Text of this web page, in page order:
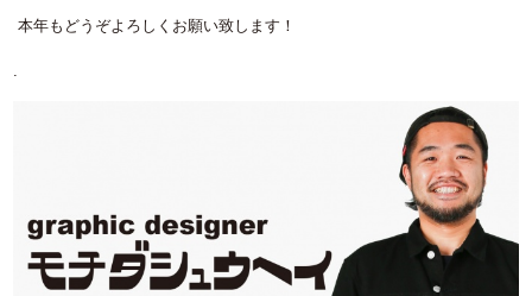
本年もどうぞよろしくお願い致します！